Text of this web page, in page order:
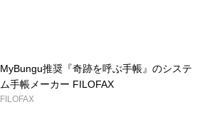
MyBungu推奨『奇跡を呼ぶ手帳』のシステ
ム手帳メーカー FILOFAX
FILOFAX